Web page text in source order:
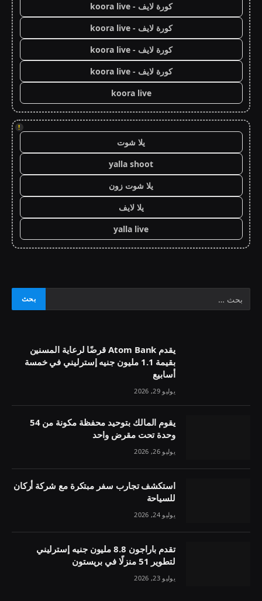
كورة لايف - koora live
كورة لايف - koora live
كورة لايف - koora live
كورة لايف - koora live
koora live
!
يلا شوت
yalla shoot
يلا شوت زون
يلا لايف
yalla live
يقدم Atom Bank قرضًا لرعاية المسنين
بقيمة 1.1 مليون جنيه إسترليني في خمسة
أسابيع
يوليو 29, 2026
يقوم المالك بتوحيد محفظة مكونة من 54
وحدة تحت مقرض واحد
يوليو 26, 2026
استكشف تجارب سفر مبتكرة مع شركة أركان
للسياحة
يوليو 24, 2026
تقدم باراجون 8.8 مليون جنيه إسترليني
لتطوير 51 منزلًا في بريستون
يوليو 23, 2026